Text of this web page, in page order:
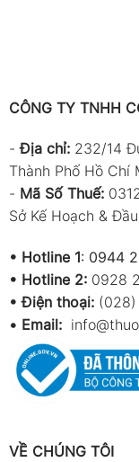
CÔNG TY TNHH
-Địa chỉ: 232/14
Thành Phố Hồ Chí
- Mã Số Thuế:
Sở Kế Hoạch &
• Hotline 1: 0944
• Hotline 2: 0928
• Điện thoại: (028)
• Email:
VỀ CHÚNG TÔI